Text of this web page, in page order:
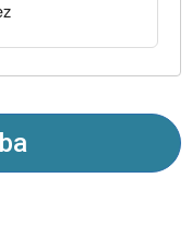
reservados.